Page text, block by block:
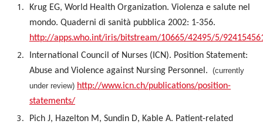
Krug EG, World Health Organization. Violenza e salute nel
mondo. Quaderni di sanità pubblica 2002: 1-356.
http://apps.who.int/iris/bitstream/10665/42495/5/
International Council of Nurses (ICN). Position Statement:
Abuse and Violence against Nursing Personnel. (currently
under review) http://www.icn.ch/publications/position-
statements/
Pich J, Hazelton M, Sundin D, Kable A. Patient-related